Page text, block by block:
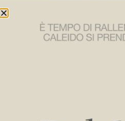
Brasilia, der von dem